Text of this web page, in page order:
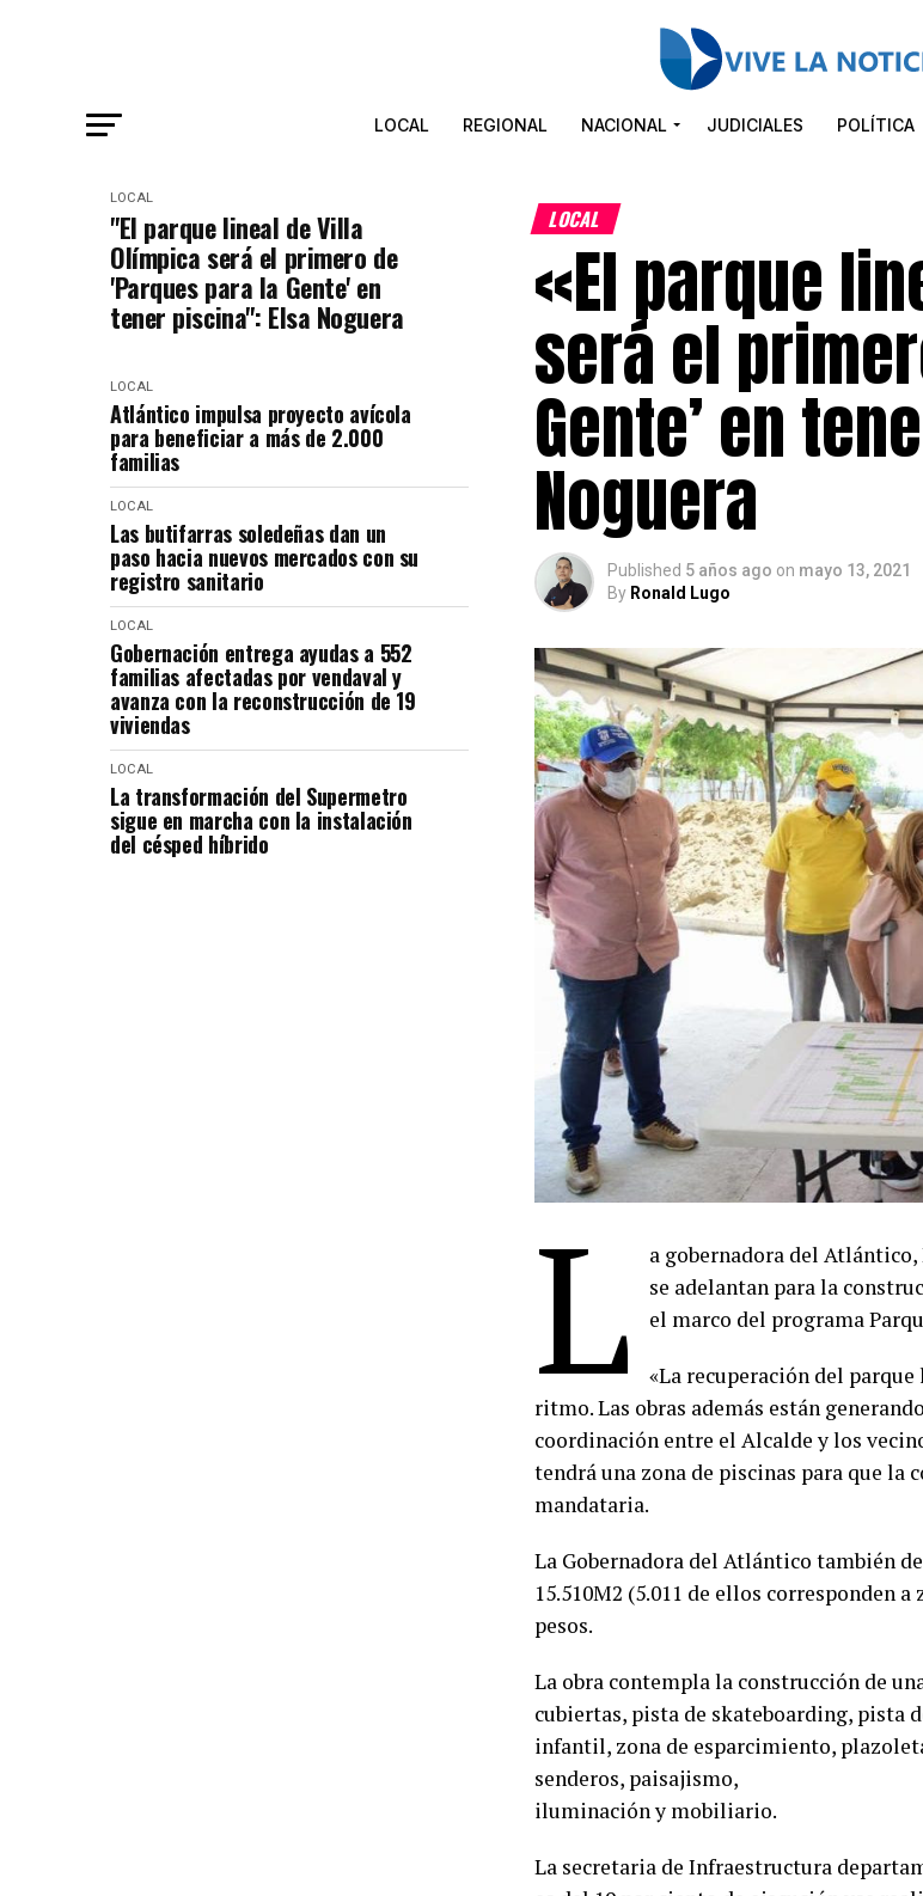
LOCAL REGIONAL NACIONAL JUDICIALES POLÍTICA
LOCAL
"El parque lineal de Villa
Olímpica será el primero de
'Parques para la Gente' en
tener piscina": Elsa Noguera
LOCAL
Atlántico impulsa proyecto avícola
para beneficiar a más de 2.000
familias
LOCAL
Las butifarras soledeñas dan un
paso hacia nuevos mercados con su
registro sanitario
LOCAL
Gobernación entrega ayudas a 552
familias afectadas por vendaval y
avanza con la reconstrucción de 19
viviendas
LOCAL
La transformación del Supermetro
sigue en marcha con la instalación
del césped híbrido
LOCAL
«El parque
será el
Gente’ en
Noguera
Published 5 años ago on mayo 13, 2021
By Ronald Lugo
L
a gobernadora del
se adelantan para la
el marco del programa
«La recuperación del
ritmo. Las obras además están
coordinación entre el Alcalde y los
tendrá una zona de piscinas para que
mandataria.
La Gobernadora del Atlántico también
15.510M2 (5.011 de ellos corresponden
pesos.
La obra contempla la construcción de
cubiertas, pista de skateboarding, pista
infantil, zona de esparcimiento,
senderos, paisajismo,
iluminación y mobiliario.
La secretaria de Infraestructura